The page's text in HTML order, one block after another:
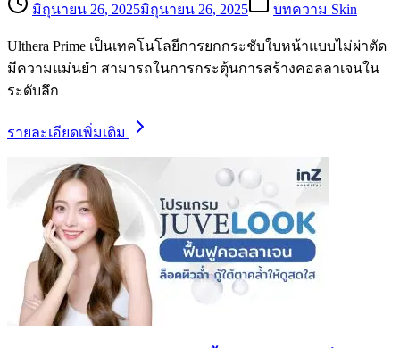
มิถุนายน 26, 2025มิถุนายน 26, 2025 บทความ Skin
Ulthera Prime เป็นเทคโนโลยีการยกกระชับใบหน้าแบบไม่ผ่าตัด
มีความแม่นยำ สามารถในการกระตุ้นการสร้างคอลลาเจนใน
ระดับลึก
รายละเอียดเพิ่มเติม